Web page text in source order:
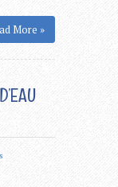
More »